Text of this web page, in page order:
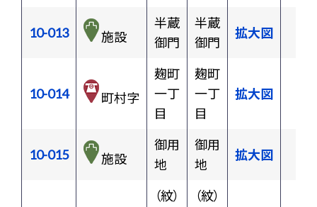
10-013 施設
半蔵
御門
半蔵
御門
拡大図
10-014 町村字
麹町
一丁
目
麹町
一丁
目
拡大図
10-015 施設
御用
地
御用
地
拡大図
（紋）
（紋）